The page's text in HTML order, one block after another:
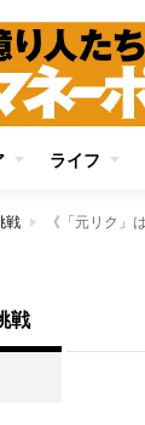
ライフ
戦
戦